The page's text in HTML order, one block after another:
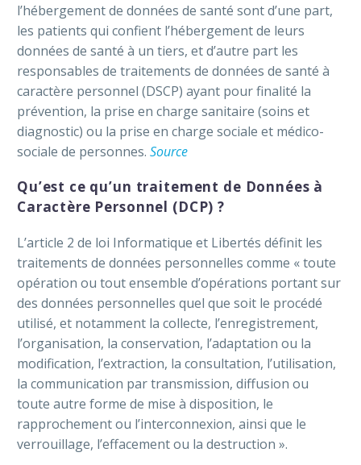
l’hébergement de données de santé sont d’une part,
les patients qui confient l’hébergement de leurs
données de santé à un tiers, et d’autre part les
responsables de traitements de données de santé à
caractère personnel (DSCP) ayant pour finalité la
prévention, la prise en charge sanitaire (soins et
diagnostic) ou la prise en charge sociale et médico-
sociale de personnes. Source
Qu’est ce qu’un traitement de Données à
Caractère Personnel (DCP) ?
L’article 2 de loi Informatique et Libertés définit les
traitements de données personnelles comme « toute
opération ou tout ensemble d’opérations portant sur
des données personnelles quel que soit le procédé
utilisé, et notamment la collecte, l’enregistrement,
l’organisation, la conservation, l’adaptation ou la
modification, l’extraction, la consultation, l’utilisation,
la communication par transmission, diffusion ou
toute autre forme de mise à disposition, le
rapprochement ou l’interconnexion, ainsi que le
verrouillage, l’effacement ou la destruction ».